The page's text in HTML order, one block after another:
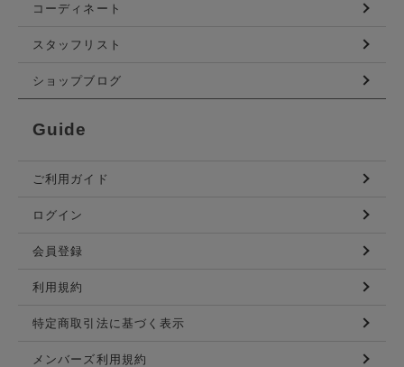
コーディネート
スタッフリスト
ショップブログ
Guide
ご利用ガイド
ログイン
会員登録
利用規約
特定商取引法に基づく表示
メンバーズ利用規約